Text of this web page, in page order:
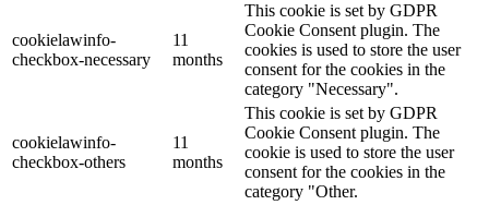
cookielawinfo-
checkbox-necessary
11
months
This cookie is set by GDPR
Cookie Consent plugin. The
cookies is used to store the user
consent for the cookies in the
category "Necessary".
cookielawinfo-
checkbox-others
11
months
This cookie is set by GDPR
Cookie Consent plugin. The
cookie is used to store the user
consent for the cookies in the
category "Other.